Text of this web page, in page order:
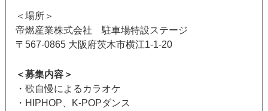
＜場所＞
帝燃産業株式会社 駐車場特設ステージ
〒567-0865 大阪府茨木市横江1-1-20
＜募集内容＞
・歌自慢によるカラオケ
・HIPHOP、K-POPダンス